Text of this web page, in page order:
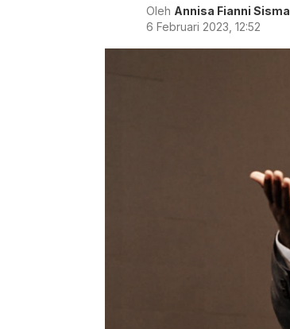
Oleh Annisa Fianni Sisma
6 Februari 2023, 12:52